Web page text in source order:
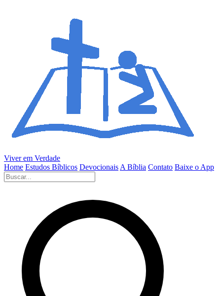
Viver em Verdade
Home Estudos Bíblicos Devocionais A Bíblia Contato Baixe o App